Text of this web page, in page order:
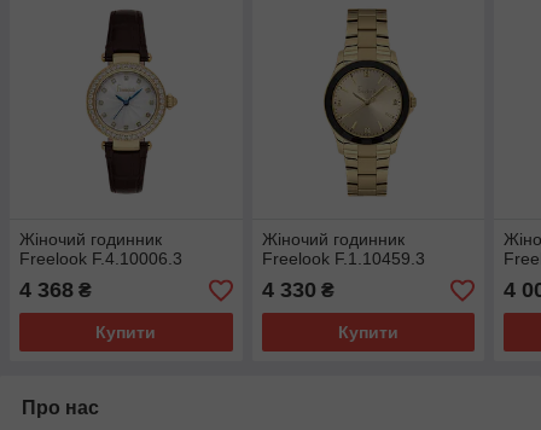
Жіночий годинник
Freelook F.4.10006.3
4 368 ₴
Купити
Жіночий годинник
Freelook F.1.10459.3
4 330 ₴
Купити
4
Про нас